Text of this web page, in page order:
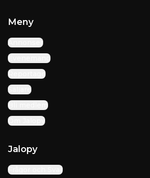
Meny
Annonser
Evenemang
Reportage
Säljare
Bli medlem
Om Jalopy
Jalopy
Frågor och Svar